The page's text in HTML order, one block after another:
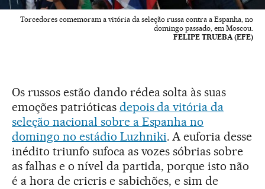
Torcedores comemoram a vitória da seleção russa contra a Espanha, no
domingo passado, em Moscou.
FELIPE TRUEBA (EFE)
Os russos estão dando rédea solta às suas
emoções patrióticas depois da vitória da
seleção nacional sobre a Espanha no
domingo no estádio Luzhniki. A euforia desse
inédito triunfo sufoca as vozes sóbrias sobre
as falhas e o nível da partida, porque isto não
é a hora de cricris e sabichões, e sim de